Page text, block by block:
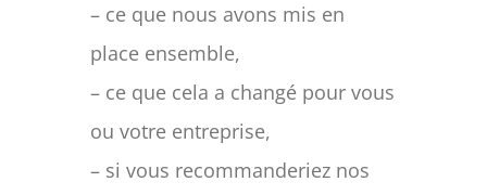
– ce que nous avons mis en
place ensemble,
– ce que cela a changé pour vous
ou votre entreprise,
– si vous recommanderiez nos